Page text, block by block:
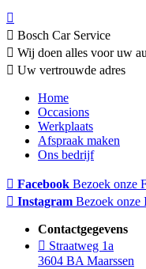
Bosch Car Service
Wij doen alles voor uw
Uw vertrouwde adres
Home
Occasions
Werkplaats
Afspraak maken
Ons bedrijf
Facebook Bezoek onze
Instagram Bezoek onze
Contactgegevens
Straatweg 1a
3604 BA Maarssen